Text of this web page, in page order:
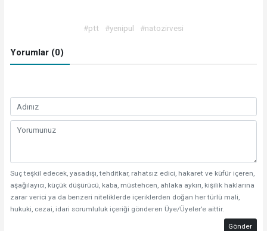
#ptt #yenipul #natozirvesi
Yorumlar (0)
Suç teşkil edecek, yasadışı, tehditkar, rahatsız edici, hakaret ve küfür içeren,
aşağılayıcı, küçük düşürücü, kaba, müstehcen, ahlaka aykırı, kişilik haklarına
zarar verici ya da benzeri niteliklerde içeriklerden doğan her türlü mali,
hukuki, cezai, idari sorumluluk içeriği gönderen Üye/Üyeler’e aittir.
Gönder